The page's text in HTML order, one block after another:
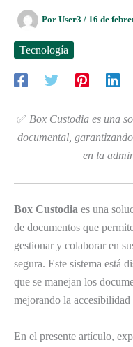
Por User3 / 16 de
Tecnología
✅ Box Custodia es una
documental,
en la
Box Custodia es una
de documentos que
gestionar y colaborar en
segura. Este sistema está
que se manejan los
mejorando la
En el presente artículo,